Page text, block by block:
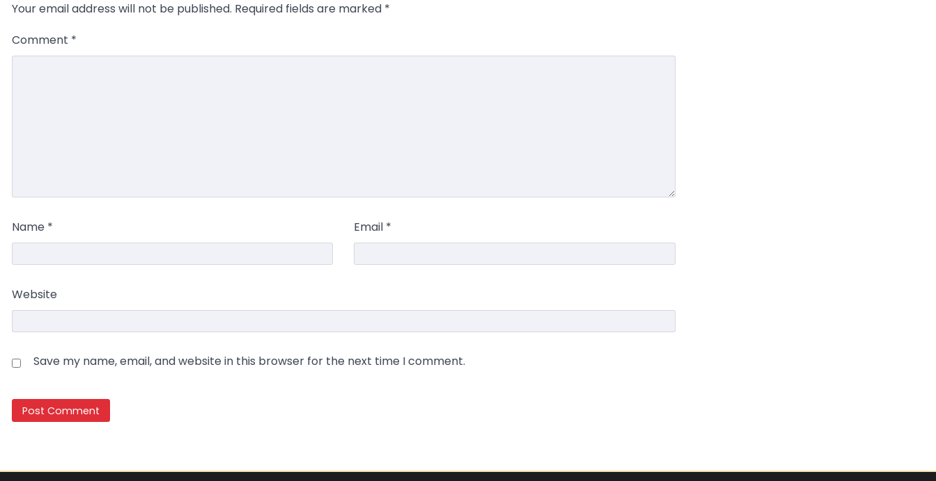
Your email address will not be published. Required fields are marked *
Comment *
Name * Email *
Website
Save my name, email, and website in this browser for the next time I comment.